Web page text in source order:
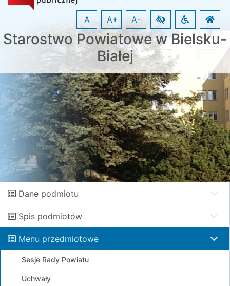
Starostwo Powiatowe w Bielsku-
Białej
A A+ A-
Dane podmiotu
Spis podmiotów
Menu przedmiotowe
Sesje Rady Powiatu
Uchwały